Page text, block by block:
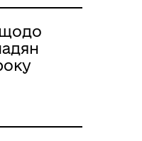
щодо